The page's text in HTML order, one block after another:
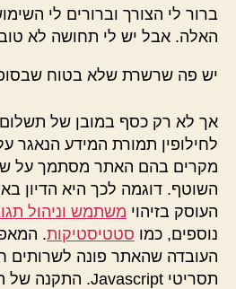
ברור לי הצורך וברורים לי
האלה. אבל יש לי תחושה לא
יש פה שרשרת שלא בטוח
אך לא רק כסף במובן של תשלום
לחילופין תמורת המידע הנאגר
מקרים בהם האתר מסתמך על
השוטף. דוגמה לכך היא הדיון
העוסק בזיהוי משתמש וניהול
נוספים, כמו סטטיסטיקות.
העובדה שהאתר פונה לשרותים
תסריטי Javascript. התקנה של תוסף